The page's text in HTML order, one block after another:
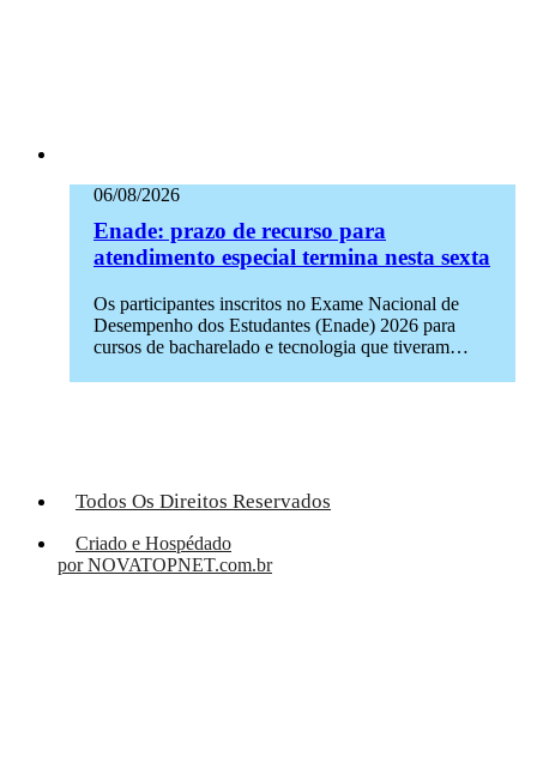
06/08/2026
Enade: prazo de recurso para
atendimento especial termina nesta sexta
Os participantes inscritos no Exame Nacional de
Desempenho dos Estudantes (Enade) 2026 para
cursos de bacharelado e tecnologia que tiveram…
Todos Os Direitos Reservados
Criado e Hospédado
por NOVATOPNET.com.br